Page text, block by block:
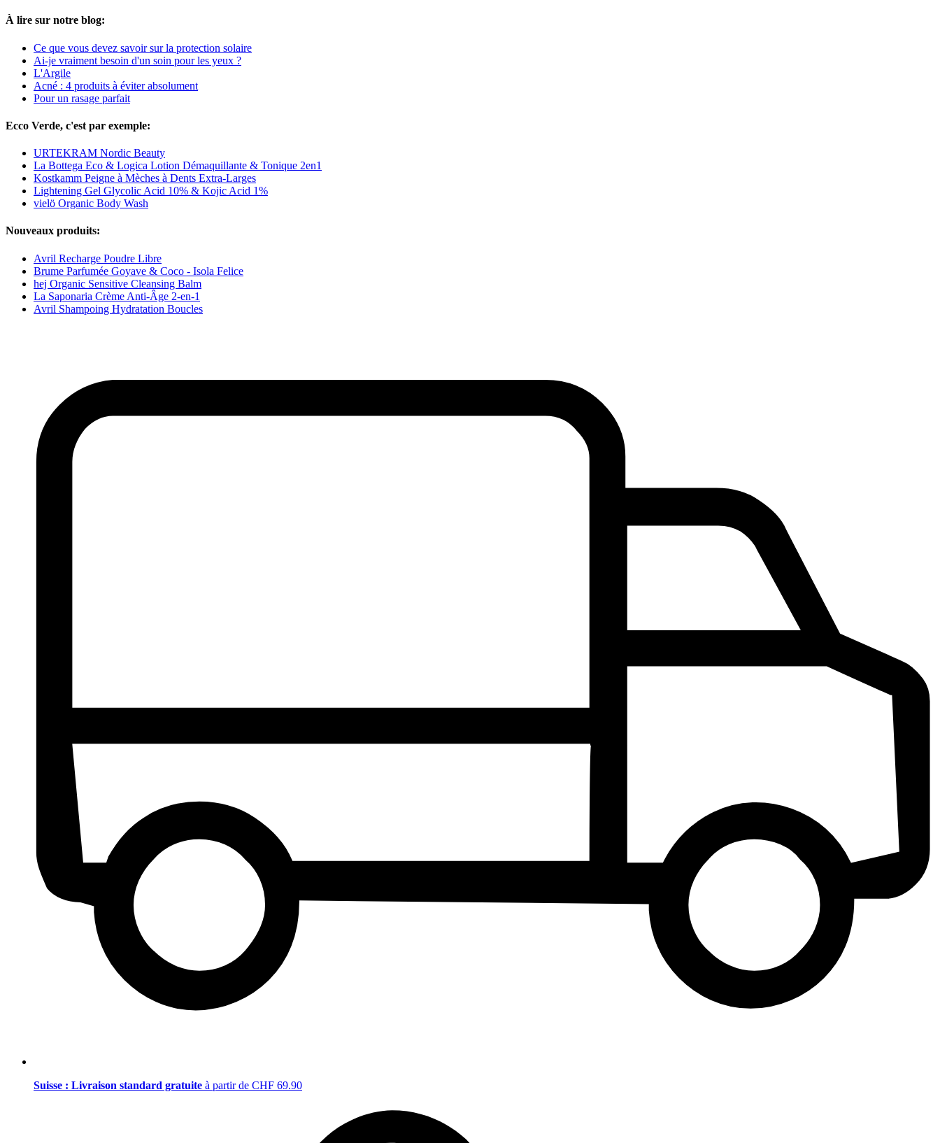
À lire sur notre blog:
Ce que vous devez savoir sur la protection solaire
Ai-je vraiment besoin d'un soin pour les yeux ?
L'Argile
Acné : 4 produits à éviter absolument
Pour un rasage parfait
Ecco Verde, c'est par exemple:
URTEKRAM Nordic Beauty
La Bottega Eco & Logica Lotion Démaquillante & Tonique 2en1
Kostkamm Peigne à Mèches à Dents Extra-Larges
Lightening Gel Glycolic Acid 10% & Kojic Acid 1%
vielö Organic Body Wash
Nouveaux produits:
Avril Recharge Poudre Libre
Brume Parfumée Goyave & Coco - Isola Felice
hej Organic Sensitive Cleansing Balm
La Saponaria Crème Anti-Âge 2-en-1
Avril Shampoing Hydratation Boucles
Suisse : Livraison standard gratuite à partir de CHF 69.90